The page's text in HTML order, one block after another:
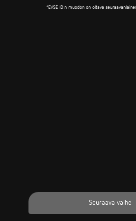
*EVSE ID:n muodon on oltava
Seuraava vaihe